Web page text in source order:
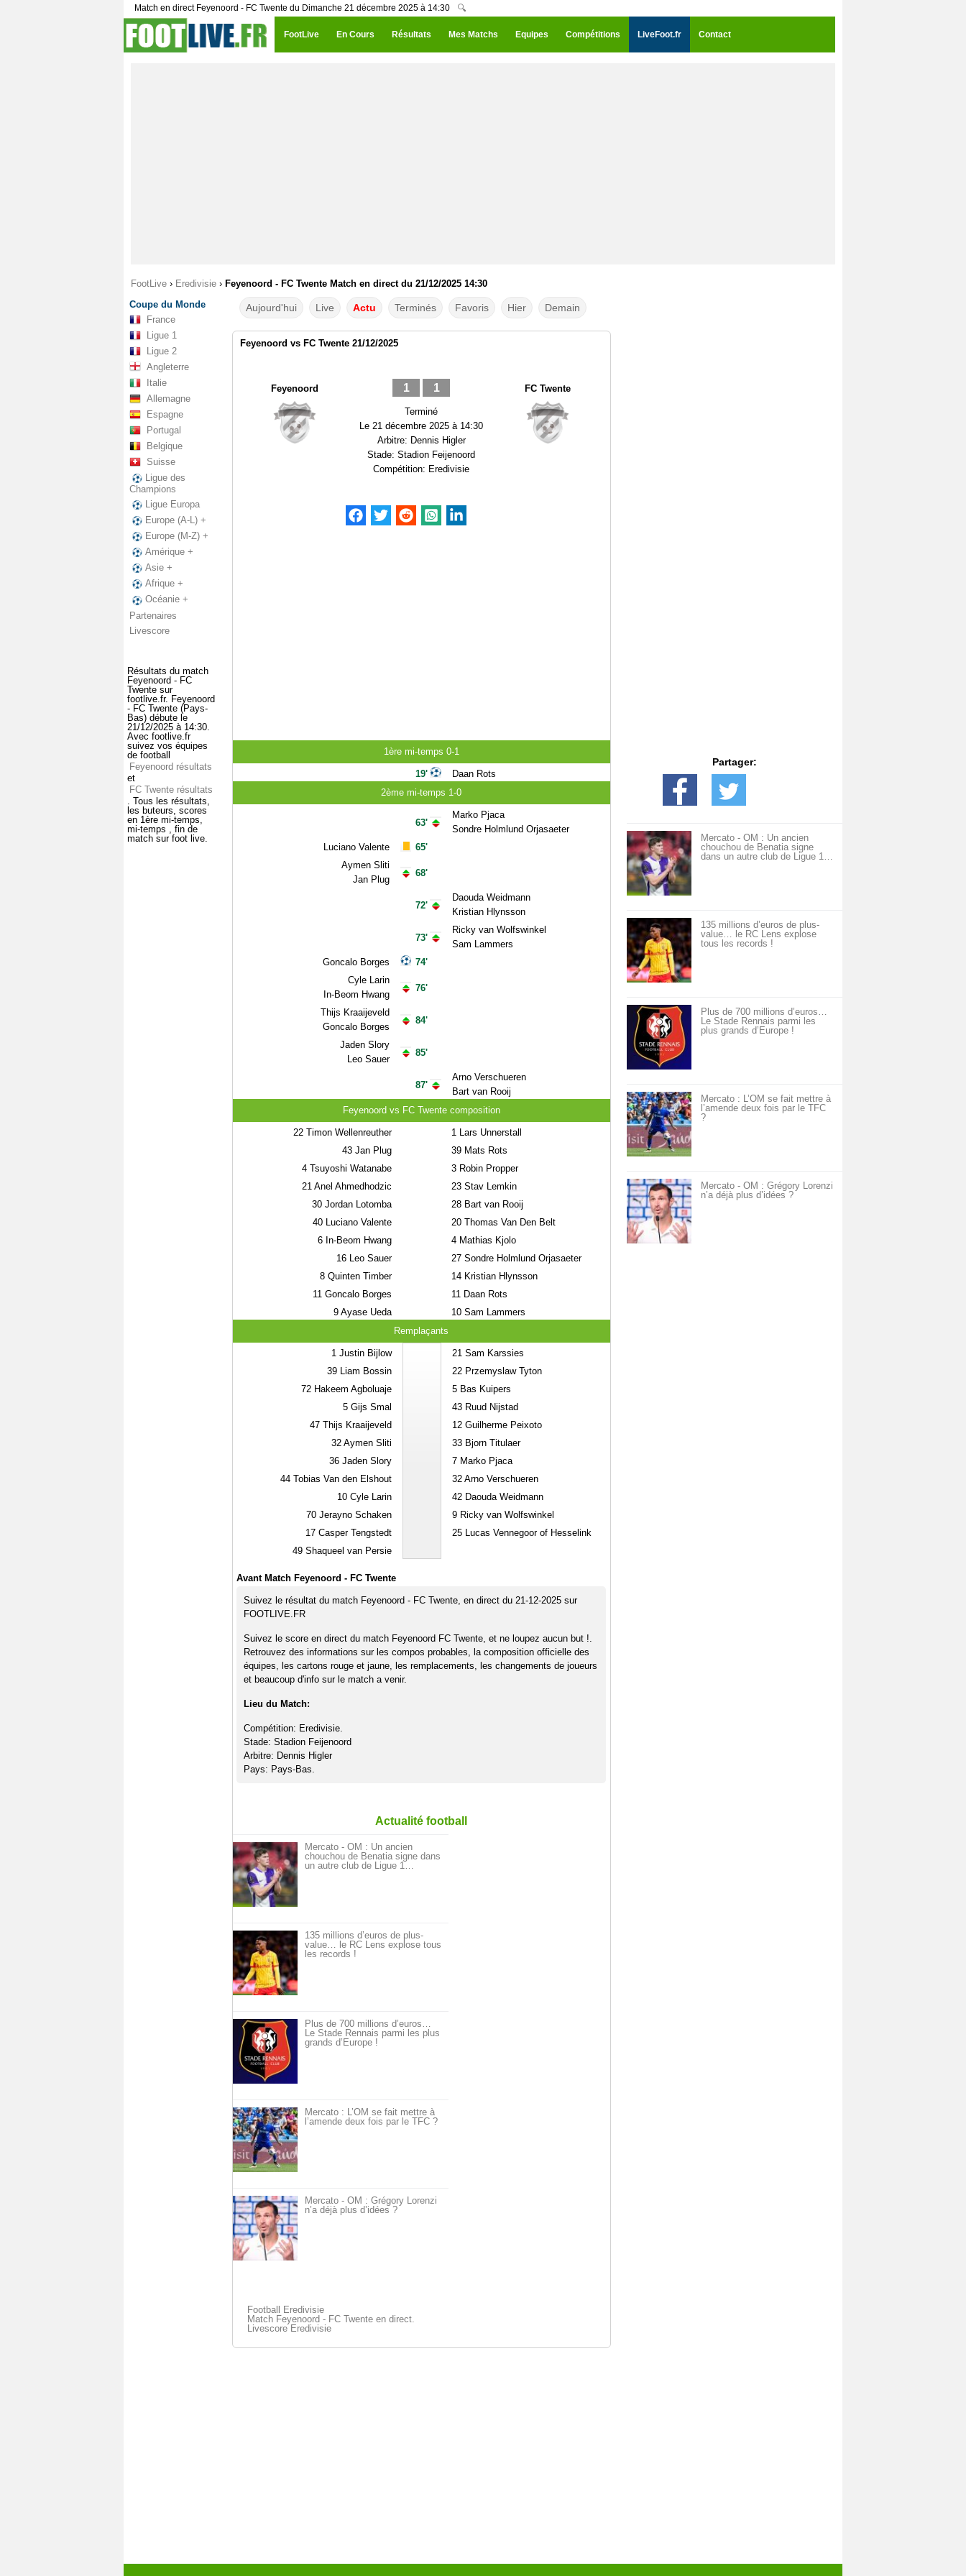
Match en direct Feyenoord - FC Twente du Dimanche 21 décembre 2025 à 14:30 🔍
FootLive En Cours Résultats Mes Matchs Equipes Compétitions LiveFoot.fr Contact
FootLive › Eredivisie › Feyenoord - FC Twente Match en direct du 21/12/2025 14:30
Coupe du Monde
France
Ligue 1
Ligue 2
Angleterre
Italie
Allemagne
Espagne
Portugal
Belgique
Suisse
Ligue des
Champions
Ligue Europa
Europe (A-L) +
Europe (M-Z) +
Amérique +
Asie +
Afrique +
Océanie +
Partenaires
Livescore
Résultats du match
Feyenoord - FC
Twente sur
footlive.fr. Feyenoord
- FC Twente (Pays-
Bas) débute le
21/12/2025 à 14:30.
Avec footlive.fr
suivez vos équipes
de football
Feyenoord résultats
et
FC Twente résultats
. Tous les résultats,
les buteurs, scores
en 1ère mi-temps,
mi-temps , fin de
match sur foot live.
Aujourd'hui Live Actu Terminés Favoris Hier Demain
Feyenoord vs FC Twente 21/12/2025
Feyenoord 1 1
Terminé
Le 21 décembre 2025 à 14:30
Arbitre: Dennis Higler
Stade: Stadion Feijenoord
Compétition: Eredivisie
FC Twente
1ère mi-temps 0-1
19'
Daan Rots
2ème mi-temps 1-0
Luciano Valente
Aymen Sliti
Jan Plug
Goncalo Borges
Cyle Larin
In-Beom Hwang
Thijs Kraaijeveld
Goncalo Borges
Jaden Slory
Leo Sauer
63'
65'
68'
72'
73'
74'
76'
84'
85'
87'
Marko Pjaca
Sondre Holmlund Orjasaeter
Daouda Weidmann
Kristian Hlynsson
Ricky van Wolfswinkel
Sam Lammers
Arno Verschueren
Bart van Rooij
Feyenoord vs FC Twente composition
22Timon Wellenreuther
43Jan Plug
4Tsuyoshi Watanabe
21Anel Ahmedhodzic
30Jordan Lotomba
40Luciano Valente
6In-Beom Hwang
16Leo Sauer
8Quinten Timber
11Goncalo Borges
9Ayase Ueda
1Lars Unnerstall
39Mats Rots
3Robin Propper
23Stav Lemkin
28Bart van Rooij
20Thomas Van Den Belt
4Mathias Kjolo
27Sondre Holmlund Orjasaeter
14Kristian Hlynsson
11Daan Rots
10Sam Lammers
Remplaçants
1Justin Bijlow
39Liam Bossin
72Hakeem Agboluaje
5Gijs Smal
47Thijs Kraaijeveld
32Aymen Sliti
36Jaden Slory
44Tobias Van den Elshout
10Cyle Larin
70Jerayno Schaken
17Casper Tengstedt
49Shaqueel van Persie
21Sam Karssies
22Przemyslaw Tyton
5Bas Kuipers
43Ruud Nijstad
12Guilherme Peixoto
33Bjorn Titulaer
7Marko Pjaca
32Arno Verschueren
42Daouda Weidmann
9Ricky van Wolfswinkel
25Lucas Vennegoor of Hesselink
Avant Match Feyenoord - FC Twente
Suivez le résultat du match Feyenoord - FC Twente, en direct du 21-12-2025 sur
FOOTLIVE.FR
Suivez le score en direct du match Feyenoord FC Twente, et ne loupez aucun but !.
Retrouvez des informations sur les compos probables, la composition officielle des
équipes, les cartons rouge et jaune, les remplacements, les changements de joueurs
et beaucoup d'info sur le match a venir.
Lieu du Match:
Compétition: Eredivisie.
Stade: Stadion Feijenoord
Arbitre: Dennis Higler
Pays: Pays-Bas.
Actualité football
Mercato - OM : Un ancien
chouchou de Benatia signe dans
un autre club de Ligue 1…
135 millions d’euros de plus-
value… le RC Lens explose tous
les records !
Plus de 700 millions d’euros…
Le Stade Rennais parmi les plus
grands d’Europe !
Mercato : L’OM se fait mettre à
l’amende deux fois par le TFC ?
Mercato - OM : Grégory Lorenzi
n’a déjà plus d’idées ?
Football Eredivisie
Match Feyenoord - FC Twente en direct.
Livescore Eredivisie
Partager:
Mercato - OM : Un ancien
chouchou de Benatia signe
dans un autre club de Ligue 1…
135 millions d’euros de plus-
value… le RC Lens explose
tous les records !
Plus de 700 millions d’euros…
Le Stade Rennais parmi les
plus grands d’Europe !
Mercato : L’OM se fait mettre à
l’amende deux fois par le TFC
?
Mercato - OM : Grégory Lorenzi
n’a déjà plus d’idées ?